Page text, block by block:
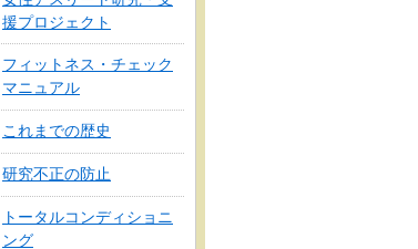
援プロジェクト
フィットネス・チェック
マニュアル
これまでの歴史
研究不正の防止
トータルコンディショニ
ング